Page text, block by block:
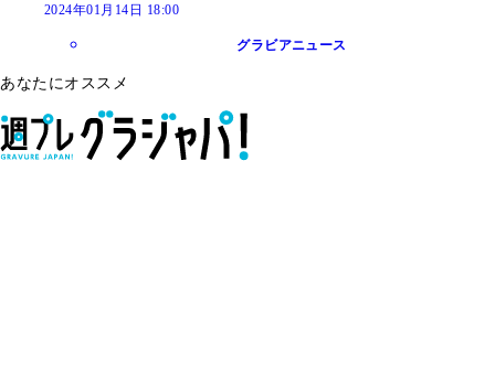
2024年01月14日 18:00
グラビアニュース
あなたにオススメ